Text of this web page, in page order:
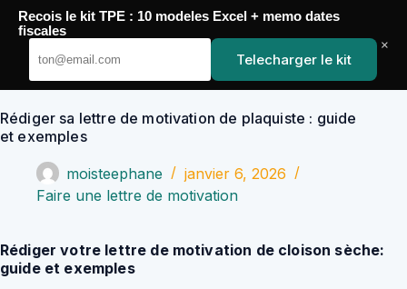
Passer
contenu
YoupiJobs
Rédiger sa lettre de motivation de plaquiste : guide
et exemples
moisteephane
janvier 6, 2026
Faire une lettre de motivation
Rédiger votre lettre de motivation de cloison sèche:
guide et exemples
Recois le kit TPE : 10 modeles Excel + memo dates
fiscales
Telecharger le kit
×